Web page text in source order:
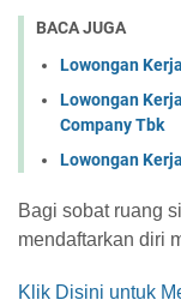
BACA JUGA
Lowongan
Lowongan
Company Tbk
Lowongan
Bagi sobat ruang
mendaftarkan diri
Klik Disini untuk